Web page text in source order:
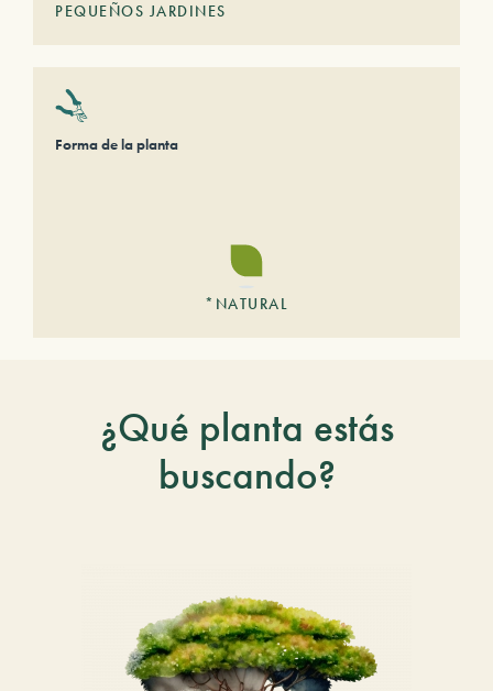
PEQUEÑOS JARDINES
Forma de la planta
*NATURAL
¿Qué planta estás
buscando?